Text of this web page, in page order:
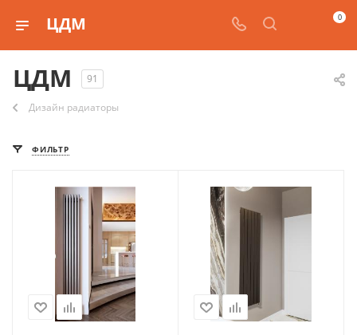
ЦДМ 0
ЦДМ 91
Дизайн радиаторы
ФИЛЬТР